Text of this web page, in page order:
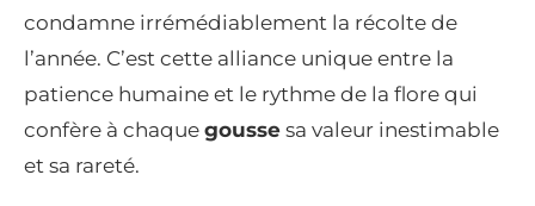
condamne irrémédiablement la récolte de
l’année. C’est cette alliance unique entre la
patience humaine et le rythme de la flore qui
confère à chaque gousse sa valeur inestimable
et sa rareté.